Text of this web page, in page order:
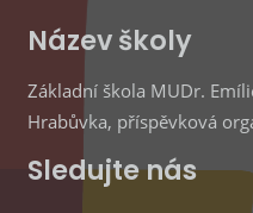
Název školy
Základní škola MUDr.
Hrabůvka, příspěvková
Sledujte nás